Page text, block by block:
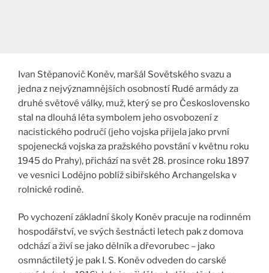
Ivan Stěpanovič Koněv, maršál Sovětského svazu a
jedna z nejvýznamnějších osobností Rudé armády za
druhé světové války, muž, který se pro Československo
stal na dlouhá léta symbolem jeho osvobození z
nacistického područí (jeho vojska přijela jako první
spojenecká vojska za pražského povstání v květnu roku
1945 do Prahy), přichází na svět 28. prosince roku 1897
ve vesnici Lodějno poblíž sibiřského Archangelska v
rolnické rodině.
Po vychození základní školy Koněv pracuje na rodinném
hospodářství, ve svých šestnácti letech pak z domova
odchází a živí se jako dělník a dřevorubec – jako
osmnáctiletý je pak I. S. Koněv odveden do carské